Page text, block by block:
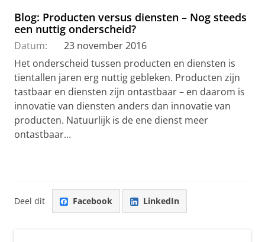
Blog: Producten versus diensten – Nog steeds
een nuttig onderscheid?
Datum:
23 november 2016
Het onderscheid tussen producten en diensten is
tientallen jaren erg nuttig gebleken. Producten zijn
tastbaar en diensten zijn ontastbaar – en daarom is
innovatie van diensten anders dan innovatie van
producten. Natuurlijk is de ene dienst meer
ontastbaar...
Deel dit Facebook LinkedIn